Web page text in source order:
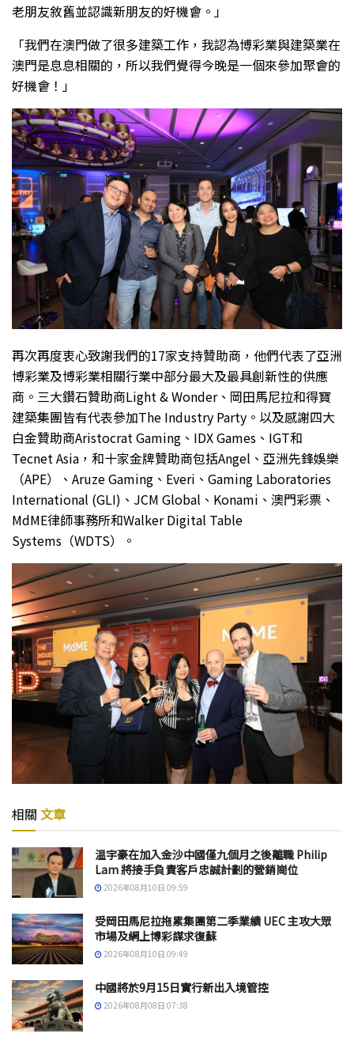
老朋友敘舊並認識新朋友的好機會。」
「我們在澳門做了很多建築工作，我認為博彩業與建築業在
澳門是息息相關的，所以我們覺得今晚是一個來參加聚會的
好機會！」
再次再度衷心致謝我們的17家支持贊助商，他們代表了亞洲
博彩業及博彩業相關行業中部分最大及最具創新性的供應
商。三大鑽石贊助商Light & Wonder、岡田馬尼拉和得寶
建築集團皆有代表參加The Industry Party。以及感謝四大
白金贊助商Aristocrat Gaming、IDX Games、IGT和
Tecnet Asia，和十家金牌贊助商包括Angel、亞洲先鋒娛樂
（APE）、Aruze Gaming、Everi、Gaming Laboratories
International (GLI)、JCM Global、Konami、澳門彩票、
MdME律師事務所和Walker Digital Table
Systems（WDTS）。
相關 文章
温宇豪在加入金沙中國僅九個月之後離職 Philip
Lam 將接手負責客戶忠誠計劃的營銷崗位
2026年08月10日 09:59
受岡田馬尼拉拖累集團第二季業績 UEC 主攻大眾
市場及網上博彩謀求復蘇
2026年08月10日 09:49
中國將於9月15日實行新出入境管控
2026年08月08日 07:38